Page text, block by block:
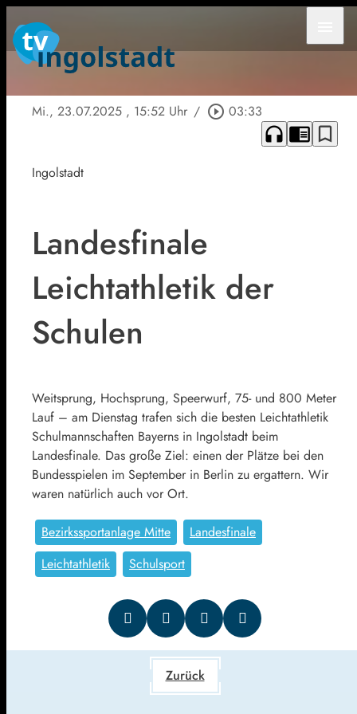
Mi., 23.07.2025 , 15:52 Uhr / play_circle_outline 03:33
headphones chrome_reader_mode bookmark_border
Ingolstadt
Landesfinale
Leichtathletik der
Schulen
Weitsprung, Hochsprung, Speerwurf, 75- und 800 Meter
Lauf – am Dienstag trafen sich die besten Leichtathletik
Schulmannschaften Bayerns in Ingolstadt beim
Landesfinale. Das große Ziel: einen der Plätze bei den
Bundesspielen im September in Berlin zu ergattern. Wir
waren natürlich auch vor Ort.
Bezirkssportanlage Mitte
Landesfinale
Leichtathletik
Schulsport
Zurück